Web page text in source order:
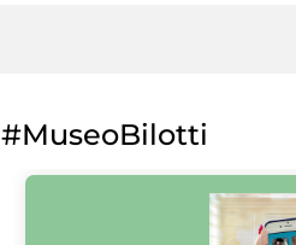
#MuseoBilotti